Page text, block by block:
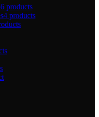
products
4 products